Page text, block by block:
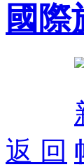
國際
返 回